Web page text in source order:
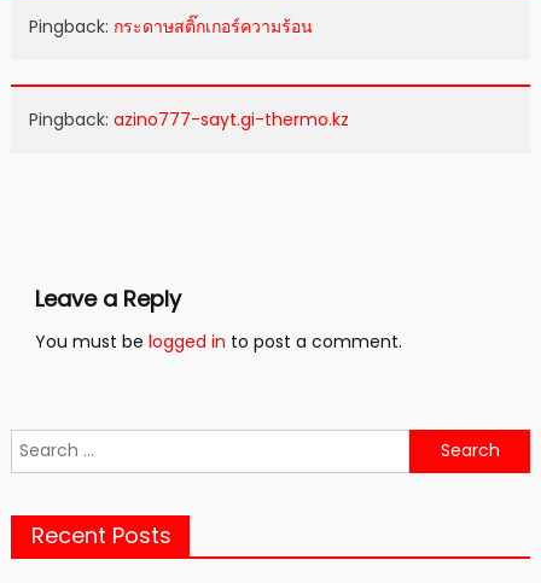
Pingback: กระดาษสติ๊กเกอร์ความร้อน
Pingback: azino777-sayt.gi-thermo.kz
Leave a Reply
You must be logged in to post a comment.
Search
for:
Recent Posts